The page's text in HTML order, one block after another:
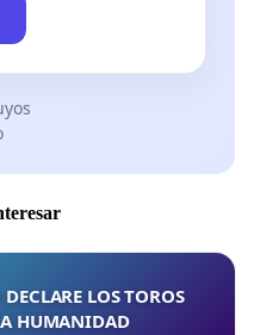
LOS TOROS
HUMANIDAD